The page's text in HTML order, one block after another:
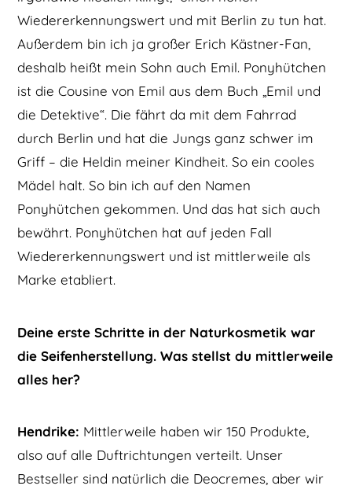
Wiedererkennungswert und mit Berlin zu tun hat.
Außerdem bin ich ja großer Erich Kästner-Fan,
deshalb heißt mein Sohn auch Emil. Ponyhütchen
ist die Cousine von Emil aus dem Buch „Emil und
die Detektive“. Die fährt da mit dem Fahrrad
durch Berlin und hat die Jungs ganz schwer im
Griff – die Heldin meiner Kindheit. So ein cooles
Mädel halt. So bin ich auf den Namen
Ponyhütchen gekommen. Und das hat sich auch
bewährt. Ponyhütchen hat auf jeden Fall
Wiedererkennungswert und ist mittlerweile als
Marke etabliert.
Deine erste Schritte in der Naturkosmetik war
die Seifenherstellung. Was stellst du mittlerweile
alles her?
Hendrike: Mittlerweile haben wir 150 Produkte,
also auf alle Duftrichtungen verteilt. Unser
Bestseller sind natürlich die Deocremes, aber wir